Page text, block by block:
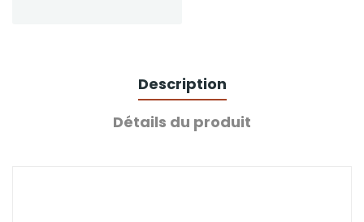
Description
Détails du produit